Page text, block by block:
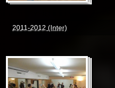
2011-2012 (Inter)